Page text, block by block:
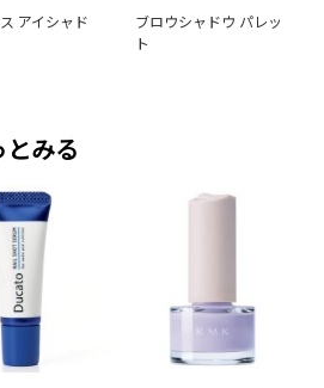
アイシャド
ブロウシャドウ パレッ
ト
みる